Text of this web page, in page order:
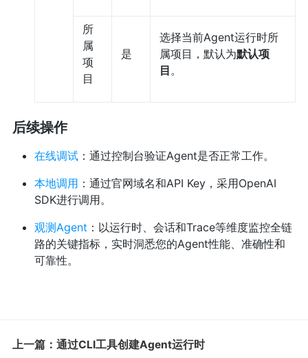
所
属
项
目
是
选择当前Agent运行时所
属项目，默认为默认项
目 。
后续操作
在线调试：通过控制台验证Agent是否正常工作。
本地调用 ：通过官网域名和API Key，采用OpenAI
SDK进行调用。
观测Agent ：以运行时、会话和Trace等维度监控全链
路的关键指标，实时洞悉您的Agent性能、准确性和
可靠性。
上一篇：通过CLI工具创建Agent运行时